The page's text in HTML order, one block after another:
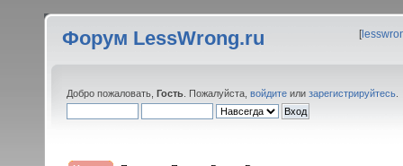
Форум LessWrong.ru [
Добро пожаловать, Гость . Пожалуйста, войдите или зарегистрируйтесь